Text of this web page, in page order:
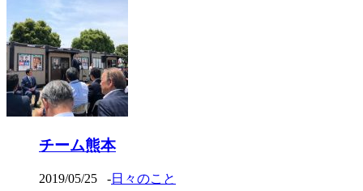
チーム熊本
2019/05/25 -日々のこと